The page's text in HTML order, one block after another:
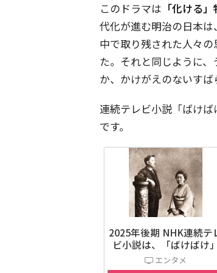
このドラマは 「化ける
代化が進む明治の日本
中で取り残された人々
た。それと同じように
か、かけがえのないすば
連続テレビ小説「ばけ
です。
2025年後期 NHK連続テ
ビ小説は、「ばけばけ」
エンタメ